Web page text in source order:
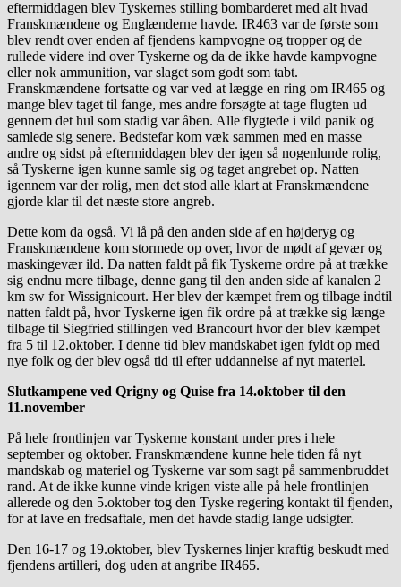
eftermiddagen blev Tyskernes stilling bombarderet med alt hvad
Franskmændene og Englænderne havde. IR463 var de første som
blev rendt over enden af fjendens kampvogne og tropper og de
rullede videre ind over Tyskerne og da de ikke havde kampvogne
eller nok ammunition, var slaget som godt som tabt.
Franskmændene fortsatte og var ved at lægge en ring om IR465 og
mange blev taget til fange, mes andre forsøgte at tage flugten ud
gennem det hul som stadig var åben. Alle flygtede i vild panik og
samlede sig senere. Bedstefar kom væk sammen med en masse
andre og sidst på eftermiddagen blev der igen så nogenlunde rolig,
så Tyskerne igen kunne samle sig og taget angrebet op. Natten
igennem var der rolig, men det stod alle klart at Franskmændene
gjorde klar til det næste store angreb.
Dette kom da også. Vi lå på den anden side af en højderyg og
Franskmændene kom stormede op over, hvor de mødt af gevær og
maskingevær ild. Da natten faldt på fik Tyskerne ordre på at trække
sig endnu mere tilbage, denne gang til den anden side af kanalen 2
km sw for Wissignicourt. Her blev der kæmpet frem og tilbage indtil
natten faldt på, hvor Tyskerne igen fik ordre på at trække sig længe
tilbage til Siegfried stillingen ved Brancourt hvor der blev kæmpet
fra 5 til 12.oktober. I denne tid blev mandskabet igen fyldt op med
nye folk og der blev også tid til efter uddannelse af nyt materiel.
Slutkampene ved Qrigny og Quise fra 14.oktober til den
11.november
På hele frontlinjen var Tyskerne konstant under pres i hele
september og oktober. Franskmændene kunne hele tiden få nyt
mandskab og materiel og Tyskerne var som sagt på sammenbruddet
rand. At de ikke kunne vinde krigen viste alle på hele frontlinjen
allerede og den 5.oktober tog den Tyske regering kontakt til fjenden,
for at lave en fredsaftale, men det havde stadig lange udsigter.
Den 16-17 og 19.oktober, blev Tyskernes linjer kraftig beskudt med
fjendens artilleri, dog uden at angribe IR465.